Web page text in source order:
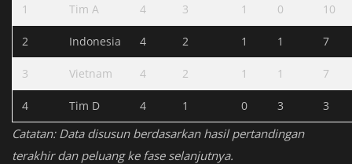
1 Tim A 4 3 1 0 10
2 Indonesia 4 2 1 1 7
3 Vietnam 4 2 1 1 7
4 Tim D 4 1 0 3 3
Catatan: Data disusun berdasarkan hasil pertandingan
terakhir dan peluang ke fase selanjutnya.